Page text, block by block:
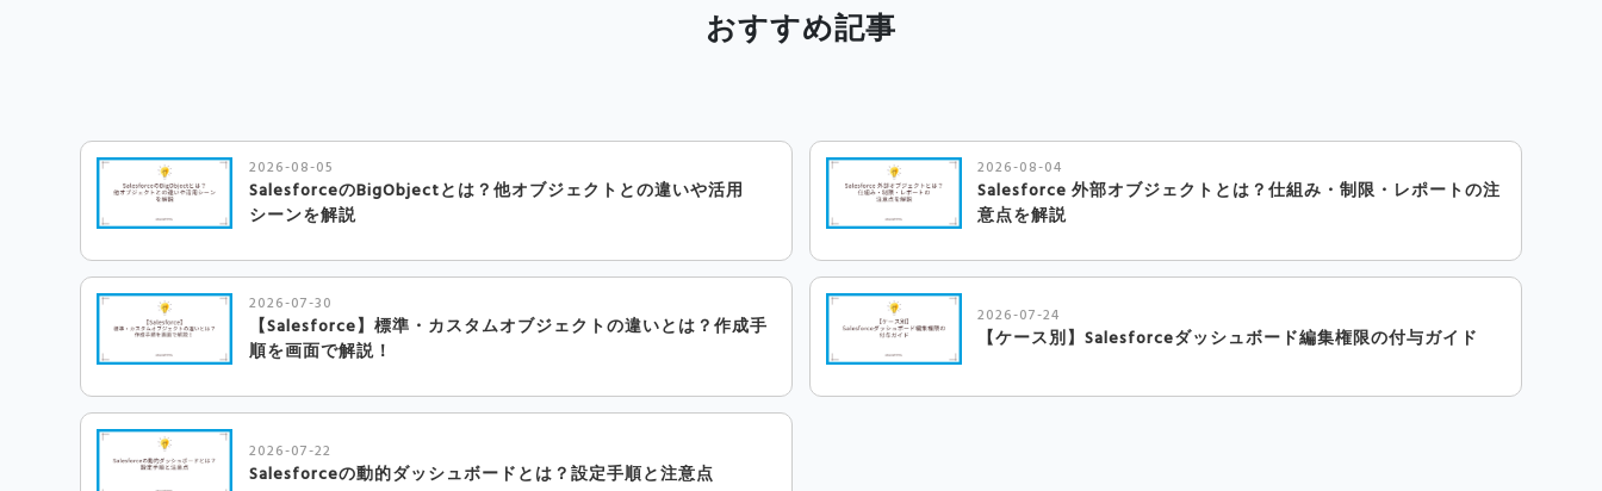
おすすめ記事
2026-08-05
SalesforceのBigObjectとは？他オブジェクトとの違いや活用
シーンを解説
2026-08-04
Salesforce 外部オブジェクトとは？仕組み・制限・レポートの注
意点を解説
2026-07-30
【Salesforce】標準・カスタムオブジェクトの違いとは？作成手
順を画面で解説！
2026-07-24
【ケース別】Salesforceダッシュボード編集権限の付与ガイド
2026-07-22
Salesforceの動的ダッシュボードとは？設定手順と注意点